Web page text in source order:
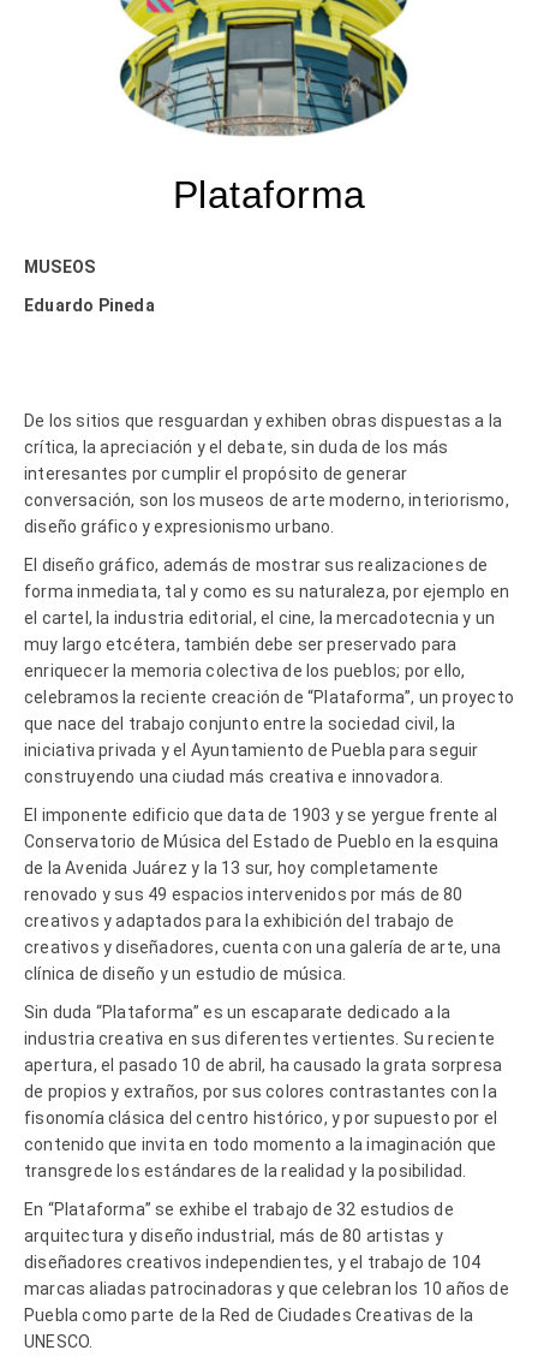
Plataforma
MUSEOS
Eduardo Pineda
De los sitios que resguardan y exhiben obras dispuestas a la
crítica, la apreciación y el debate, sin duda de los más
interesantes por cumplir el propósito de generar
conversación, son los museos de arte moderno, interiorismo,
diseño gráfico y expresionismo urbano.
El diseño gráfico, además de mostrar sus realizaciones de
forma inmediata, tal y como es su naturaleza, por ejemplo en
el cartel, la industria editorial, el cine, la mercadotecnia y un
muy largo etcétera, también debe ser preservado para
enriquecer la memoria colectiva de los pueblos; por ello,
celebramos la reciente creación de “Plataforma”, un proyecto
que nace del trabajo conjunto entre la sociedad civil, la
iniciativa privada y el Ayuntamiento de Puebla para seguir
construyendo una ciudad más creativa e innovadora.
El imponente edificio que data de 1903 y se yergue frente al
Conservatorio de Música del Estado de Pueblo en la esquina
de la Avenida Juárez y la 13 sur, hoy completamente
renovado y sus 49 espacios intervenidos por más de 80
creativos y adaptados para la exhibición del trabajo de
creativos y diseñadores, cuenta con una galería de arte, una
clínica de diseño y un estudio de música.
Sin duda “Plataforma” es un escaparate dedicado a la
industria creativa en sus diferentes vertientes. Su reciente
apertura, el pasado 10 de abril, ha causado la grata sorpresa
de propios y extraños, por sus colores contrastantes con la
fisonomía clásica del centro histórico, y por supuesto por el
contenido que invita en todo momento a la imaginación que
transgrede los estándares de la realidad y la posibilidad.
En “Plataforma” se exhibe el trabajo de 32 estudios de
arquitectura y diseño industrial, más de 80 artistas y
diseñadores creativos independientes, y el trabajo de 104
marcas aliadas patrocinadoras y que celebran los 10 años de
Puebla como parte de la Red de Ciudades Creativas de la
UNESCO.